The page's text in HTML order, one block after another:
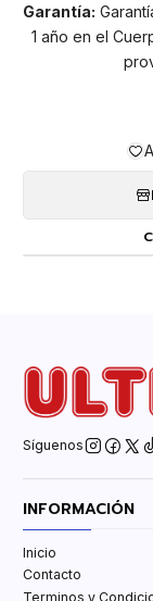
Garantía:
1 año en el
Síguenos
INFORMACIÓN
Inicio
Contacto
Terminos y